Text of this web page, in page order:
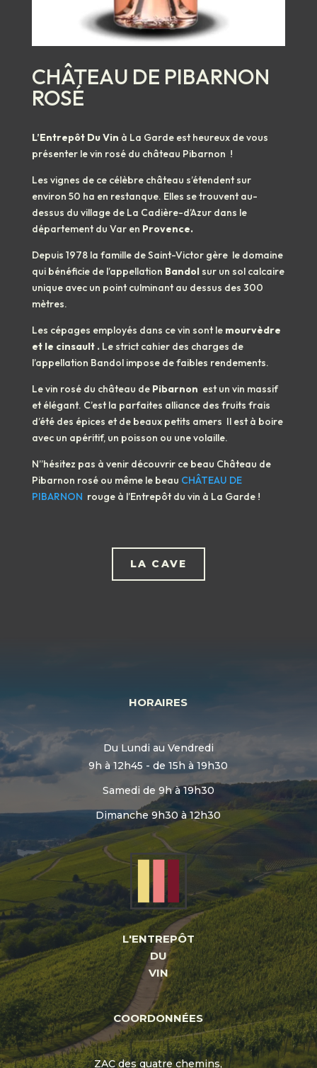
CHÂTEAU DE PIBARNON
ROSÉ
L’Entrepôt Du Vin à La Garde est heureux de vous
présenter le vin rosé du château Pibarnon !
Les vignes de ce célèbre château s’étendent sur
environ 50 ha en restanque. Elles se trouvent au-
dessus du village de La Cadière-d’Azur dans le
département du Var en Provence.
Depuis 1978 la famille de Saint-Victor gère le domaine
qui bénéficie de l’appellation Bandolsur un sol calcaire
unique avec un point culminant au dessus des 300
mètres.
Les cépages employés dans ce vin sont le mourvèdre
et le cinsault . Le strict cahier des charges de
l’appellation Bandol impose de faibles rendements.
Le vin rosé du château de Pibarnon est un vin massif
et élégant. C’est la parfaites alliance des fruits frais
d’été des épices et de beaux petits amers Il est à boire
avec un apéritif, un poisson ou une volaille.
N’’hésitez pas à venir découvrir ce beau Château de
Pibarnon rosé ou même le beau CHÂTEAU DE
PIBARNON rouge à l’Entrepôt du vin à La Garde !
LA CAVE
HORAIRES
Du Lundi au Vendredi
9h à 12h45 - de 15h à 19h30
Samedi de 9h à 19h30
Dimanche 9h30 à 12h30
L'ENTREPÔT
DU
VIN
COORDONNÉES
ZAC des quatre chemins,